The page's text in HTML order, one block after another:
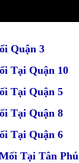
Quận 3
Tại Quận 10
Tại Quận 5
Tại Quận 8
Tại Quận 6
Tại Tân Phú